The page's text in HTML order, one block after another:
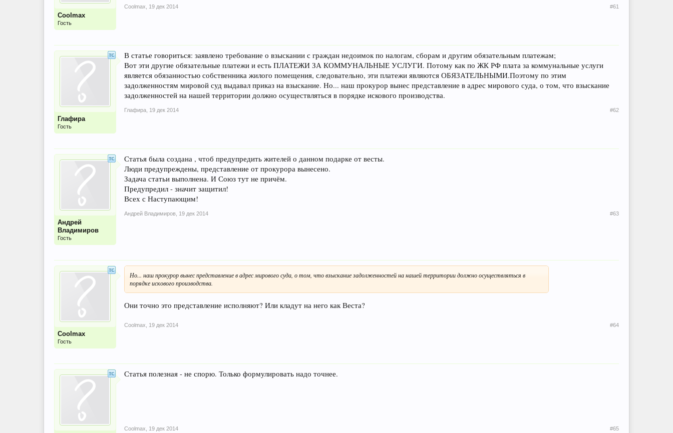
Coolmax
Гость
Coolmax 19 дек 2014 #61
Глафира
Гость
В статье говориться: заявлено требование о взыскании с граждан недоимок по налогам, сборам и другим обязательным платежам;
Вот эти другие обязательные платежи и есть ПЛАТЕЖИ ЗА КОММУНАЛЬНЫЕ УСЛУГИ. Потому как по ЖК РФ плата за коммунальные услуги
является обязанностью собственника жилого помещения, следовательно, эти платежи являются ОБЯЗАТЕЛЬНЫМИ.Поэтому по этим
задолженностям мировой суд выдавал приказ на взыскание. Но... наш прокурор вынес представление в адрес мирового суда, о том, что взыскание
задолженностей на нашей территории должно осуществляться в порядке искового производства.
Глафира 19 дек 2014 #62
Андрей
Владимиров
Гость
Статья была создана , чтоб предупредить жителей о данном подарке от весты.
Люди предупреждены, представление от прокурора вынесено.
Задача статьи выполнена. И Союз тут не причём.
Предупредил - значит защитил!
Всех с Наступающим!
Андрей Владимиров 19 дек 2014 #63
Coolmax
Гость
Но... наш прокурор вынес представление в адрес мирового суда, о том, что взыскание задолженностей на нашей территории должно осуществляться в
порядке искового производства.
Они точно это представление исполняют? Или кладут на него как Веста?
Coolmax 19 дек 2014 #64
Статья полезная - не спорю. Только формулировать надо точнее.
Coolmax 19 дек 2014 #65